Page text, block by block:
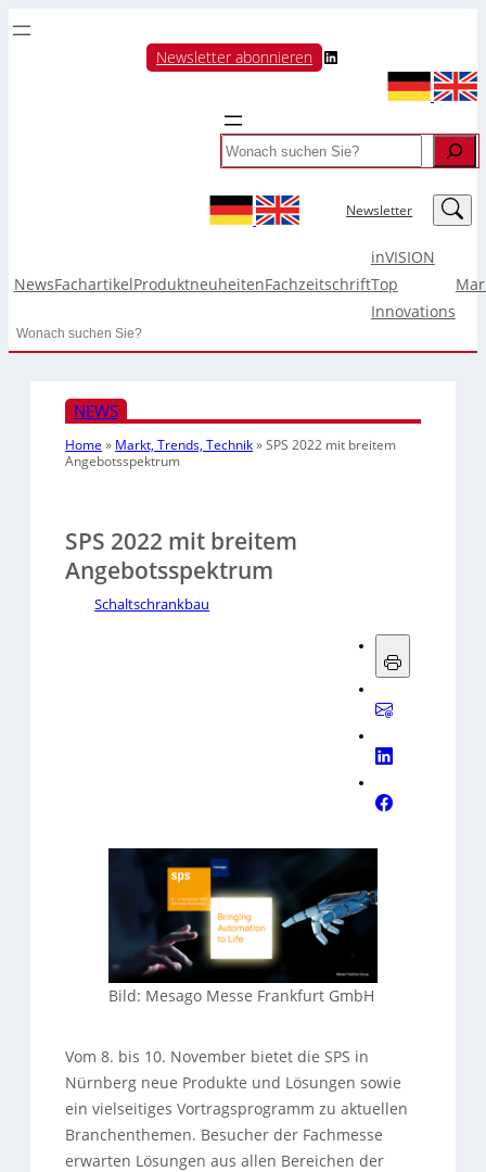
Newsletter abonnieren LinkedIn
Search
Newsletter LinkedIn
NewsFachartikelProduktneuheitenFachzeitschrift
inVISION
Top
Innovations
Search
NEWS
Home » Markt, Trends, Technik»SPS 2022 mit breitem
Angebotsspektrum
SPS 2022 mit breitem
Angebotsspektrum
Schaltschrankbau
Bild: Mesago Messe Frankfurt GmbH
Vom 8. bis 10. November bietet die SPS in
Nürnberg neue Produkte und Lösungen sowie
ein vielseitiges Vortragsprogramm zu aktuellen
Branchenthemen. Besucher der Fachmesse
erwarten Lösungen aus allen Bereichen der